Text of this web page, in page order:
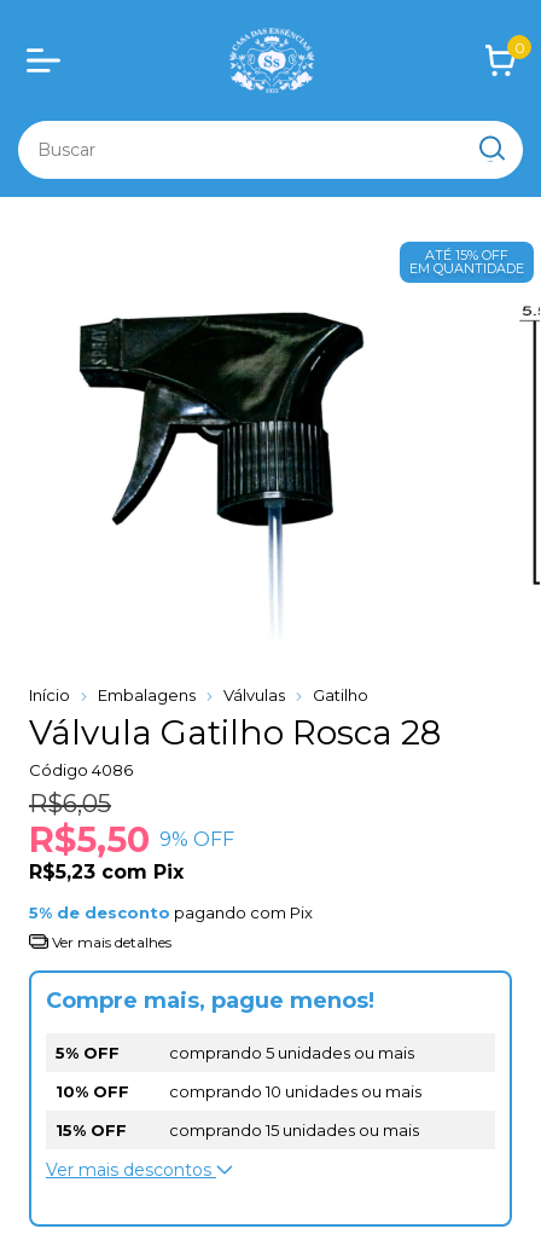
0
ATÉ 15% OFF
EM QUANTIDADE
Início Embalagens Válvulas Gatilho
Válvula Gatilho Rosca 28
Código 4086
R$6,05
R$5,50 9% OFF
R$5,23 com Pix
5% de desconto pagando com Pix
Ver mais detalhes
Compre mais, pague menos!
5% OFF
comprando 5 unidades ou mais
10% OFF
comprando 10 unidades ou mais
15% OFF
comprando 15 unidades ou mais
Ver mais descontos